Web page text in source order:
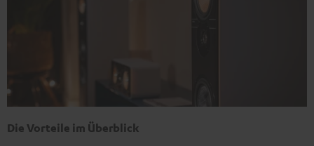
Die Vorteile im Überblick